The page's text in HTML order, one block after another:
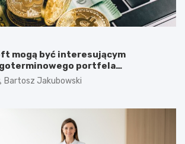
mogą być interesującym
portfela
Bartosz Jakubowski